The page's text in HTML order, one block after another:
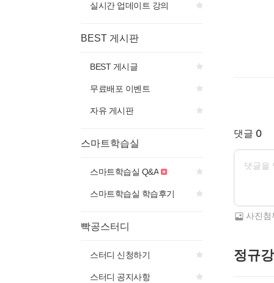
실시간 업데이트 강의
BEST 게시판
BEST 게시글
무료배포 이벤트
자유 게시판
스마트학습실
스마트학습실 Q&A
스마트학습실 학습후기
빡공스터디
스터디 신청하기
스터디 공지사항
댓글 0
사진첨
정규